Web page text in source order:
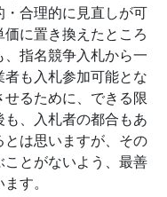
合理的に見直しが可
に置き換えたところ
指名競争入札から一
も入札参加可能とな
るために、できる限
も、入札者の都合もあ
とは思いますが、その
ことがないよう、最善
す。